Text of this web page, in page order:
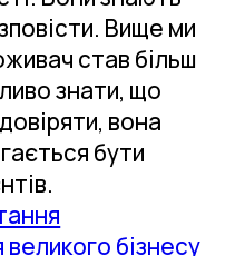
Вище ми
став більш
знати, що
вона
бути
бізнесу